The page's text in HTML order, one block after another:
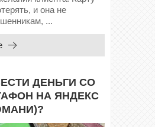
и она не
...
ДЕНЬГИ СО
НА ЯНДЕКС